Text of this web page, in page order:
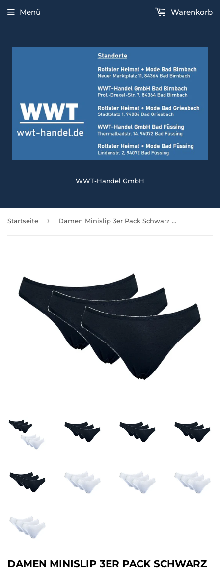
WWT-Handel GmbH
Menü Warenkorb
Startseite › Damen Minislip 3er Pack Schwarz Weiß Baumwolle Gr. S M L XL
DAMEN MINISLIP 3ER PACK SCHWARZ